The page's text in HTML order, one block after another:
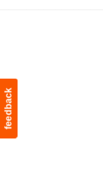
feedback